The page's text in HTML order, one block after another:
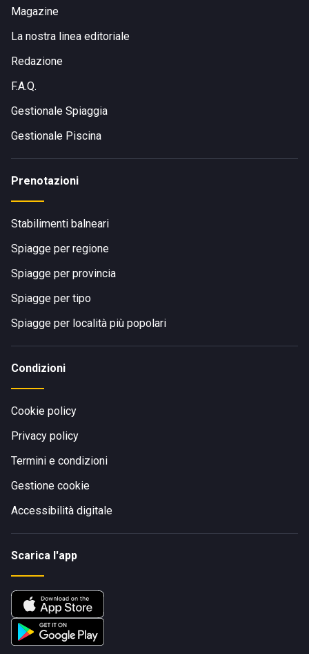
Magazine
La nostra linea editoriale
Redazione
F.A.Q.
Gestionale Spiaggia
Gestionale Piscina
Prenotazioni
Stabilimenti balneari
Spiagge per regione
Spiagge per provincia
Spiagge per tipo
Spiagge per località più popolari
Condizioni
Cookie policy
Privacy policy
Termini e condizioni
Gestione cookie
Accessibilità digitale
Scarica l'app